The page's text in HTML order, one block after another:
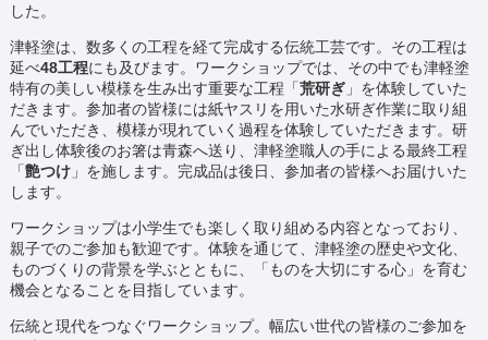
した。
津軽塗は、数多くの工程を経て完成する伝統工芸です。その工程は
延べ48工程にも及びます。ワークショップでは、その中でも津軽塗
特有の美しい模様を生み出す重要な工程「荒研ぎ」を体験していた
だきます。参加者の皆様には紙ヤスリを用いた水研ぎ作業に取り組
んでいただき、模様が現れていく過程を体験していただきます。研
ぎ出し体験後のお箸は青森へ送り、津軽塗職人の手による最終工程
「艶つけ」を施します。完成品は後日、参加者の皆様へお届けいた
します。
ワークショップは小学生でも楽しく取り組める内容となっており、
親子でのご参加も歓迎です。体験を通じて、津軽塗の歴史や文化、
ものづくりの背景を学ぶとともに、「ものを大切にする心」を育む
機会となることを目指しています。
伝統と現代をつなぐワークショップ。幅広い世代の皆様のご参加を